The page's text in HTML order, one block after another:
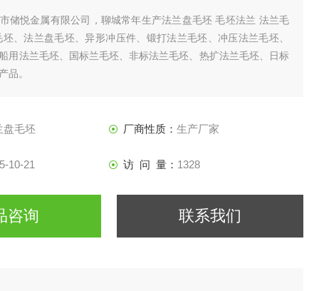
储悦金属有限公司，聊城常年生产法兰盘毛坯 毛坯法兰 法兰毛
、法兰盘毛坯、异形冲压件、锻打法兰毛坯、冲压法兰毛坯、
用法兰毛坯、国标兰毛坯、非标法兰毛坯、热扩法兰毛坯、日标
品。
盘毛坯 厂商性质： 生产厂家
10-21 访 问 量： 1328
咨询 联系我们